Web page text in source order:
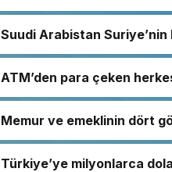
Suudi Arabistan
ATM’den para çeken
Memur ve emeklinin dört
Türkiye’ye milyonlarca